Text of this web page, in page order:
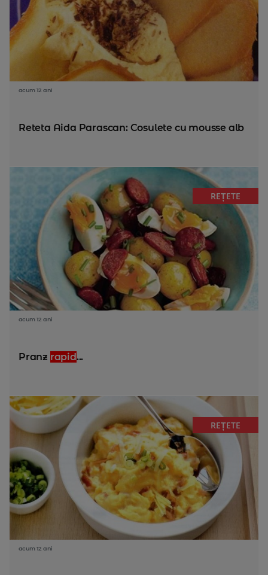
acum 12 ani
Reteta Aida Parascan: Cosulete cu mousse alb
REȚETE
acum 12 ani
Pranz rapid...
REȚETE
acum 12 ani